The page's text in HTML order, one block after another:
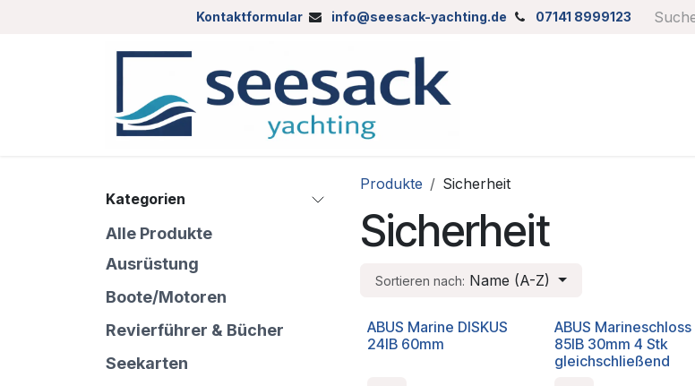
Kontaktformular info@seesack-yachting.de 07141 8999123
Kategorien
Alle Produkte
Ausrüstung
Boote/Motoren
Revierführer & Bücher
Seekarten
Produkte Sicherheit
Sicherheit
Sortieren nach: Name (A-Z)
ABUS Marine DISKUS
24IB 60mm
ABUS Marineschloss
85IB 30mm 4 Stk
gleichschließend